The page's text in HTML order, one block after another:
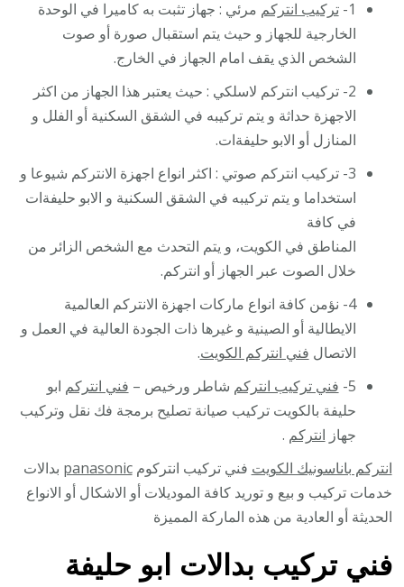
1- تركيب انتركم مرئي : جهاز تثبت به كاميرا في الوحدة
الخارجية للجهاز و حيث يتم استقبال صورة أو صوت
الشخص الذي يقف امام الجهاز في الخارج.
2- تركيب انتركم لاسلكي : حيث يعتبر هذا الجهاز من اكثر
الاجهزة حداثة و يتم تركيبه في الشقق السكنية أو الفلل و
المنازل أو الابو حليفةات.
3- تركيب انتركم صوتي : اكثر انواع اجهزة الانتركم شيوعا و
استخداما و يتم تركيبه في الشقق السكنية و الابو حليفةات
في كافة
المناطق في الكويت، و يتم التحدث مع الشخص الزائر من
خلال الصوت عبر الجهاز أو انتركم.
4- نؤمن كافة انواع ماركات اجهزة الانتركم العالمية
الايطالية أو الصينية و غيرها ذات الجودة العالية في العمل و
الاتصال فني انتركم الكويت.
5- فني تركيب انتركم شاطر ورخيص – فني انتركم ابو
حليفة بالكويت تركيب صيانة تصليح برمجة فك نقل وتركيب
جهاز انتركم .
انتركم باناسونيك الكويت فني تركيب انتركومpanasonic بدالات
خدمات تركيب و بيع و توريد كافة الموديلات أو الاشكال أو الانواع
الحديثة أو العادية من هذه الماركة المميزة
فني تركيب بدالات ابو حليفة